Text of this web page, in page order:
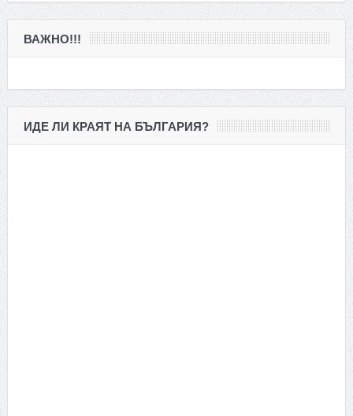
ВАЖНО!!!
ИДЕ ЛИ КРАЯТ НА БЪЛГАРИЯ?